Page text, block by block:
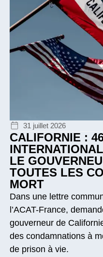
31 juillet 2026
CALIFORNIE :
LE
TOUTES LES
MORT
Dans une lettre
l’ACAT-France,
gouverneur de
des condamnations à
de prison à vie.